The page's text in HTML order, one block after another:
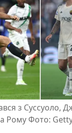
з Суссуоло,
Рому Фото: